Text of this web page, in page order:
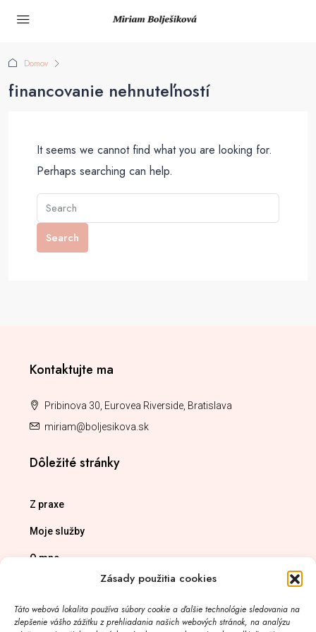
Zásady použitia cookies
Táto webová lokalita používa súbory cookie a ďalšie technológie sledovania na
zlepšenie vášho zážitku z prehliadania našich webových stránok, na analýzu
Domov
financovanie nehnuteľností
It seems we cannot find what you are looking for.
Perhaps searching can help.
Search
Kontaktujte ma
Pribinova 30, Eurovea Riverside, Bratislava
miriam@boljesikova.sk
Dôležité stránky
Z praxe
Moje služby
O mne
Spracovanie osobných údajov
Zásady používania cookies